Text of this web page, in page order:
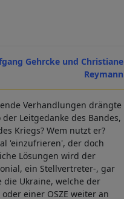
Gehrcke und Christiane
Reymann
Verhandlungen drängte
Leitgedanke des Bandes,
Kriegs? Wem nutzt er?
'einzufrieren', der doch
Lösungen wird der
ein Stellvertreter-, gar
die Ukraine, welche der
einer OSZE weiter an